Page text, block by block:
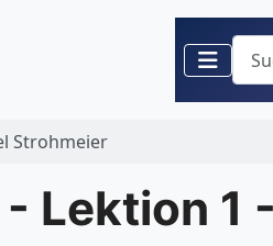
Strohmeier
Lektion 1